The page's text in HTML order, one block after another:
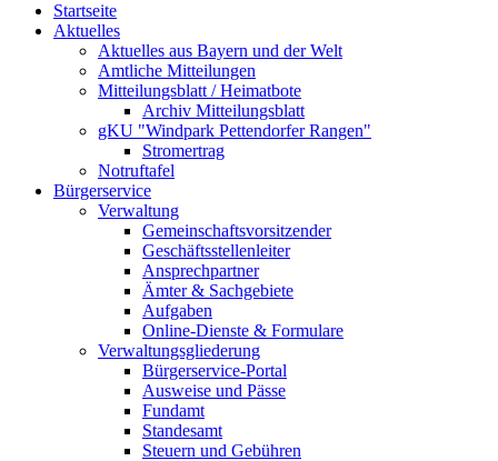
Startseite
Aktuelles
Aktuelles aus Bayern und der Welt
Amtliche Mitteilungen
Mitteilungsblatt / Heimatbote
Archiv Mitteilungsblatt
gKU "Windpark Pettendorfer Rangen"
Stromertrag
Notruftafel
Bürgerservice
Verwaltung
Gemeinschaftsvorsitzender
Geschäftsstellenleiter
Ansprechpartner
Ämter & Sachgebiete
Aufgaben
Online-Dienste & Formulare
Verwaltungsgliederung
Bürgerservice-Portal
Ausweise und Pässe
Fundamt
Standesamt
Steuern und Gebühren